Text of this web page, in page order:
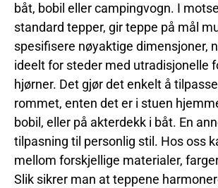
båt, bobil eller campingvogn. I
standard tepper, gir teppe på mål
spesifisere nøyaktige dimensjoner,
ideelt for steder med utradisjonelle
hjørner. Det gjør det enkelt å
rommet, enten det er i stuen
bobil, eller på akterdekk i båt. En
tilpasning til personlig stil. Hos oss
mellom forskjellige materialer,
Slik sikrer man at teppene